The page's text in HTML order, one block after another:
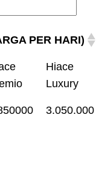
PER HARI)
Hiace
Luxury
3.050.000